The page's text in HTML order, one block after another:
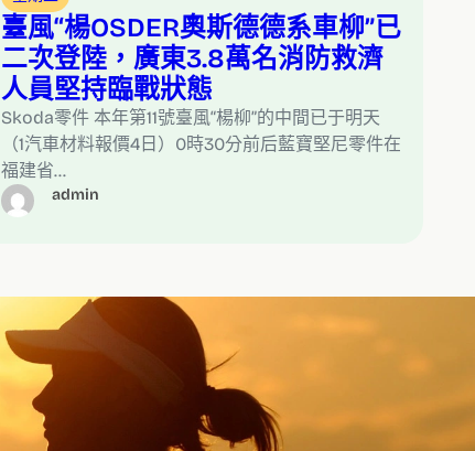
臺風“楊OSDER奧斯德德系車柳”已
二次登陸，廣東3.8萬名消防救濟
人員堅持臨戰狀態
Skoda零件 本年第11號臺風“楊柳”的中間已于明天
（1汽車材料報價4日）0時30分前后藍寶堅尼零件在
福建省…
admin